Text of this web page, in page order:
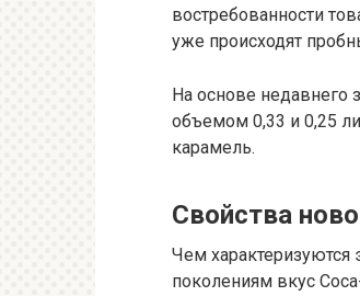
востребованности
уже происходят
На основе недавнего
объемом 0,33 и 0,25
карамель.
Свойства
Чем
поколениям вкус